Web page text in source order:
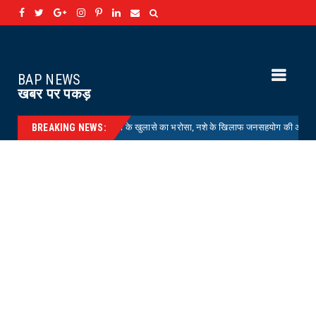
BAP NEWS
खबर पर पकड़
BREAKING NEWS:
: चोरियों के खुलासे का भरोसा, नशे के खिलाफ जनसहयोग की अपील HELTH